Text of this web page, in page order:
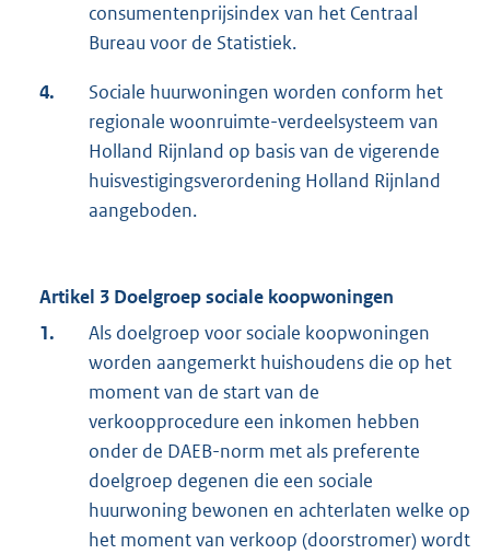
consumentenprijsindex van het Centraal
Bureau voor de Statistiek.
4.
Sociale huurwoningen worden conform het
regionale woonruimte-verdeelsysteem van
Holland Rijnland op basis van de vigerende
huisvestigingsverordening Holland Rijnland
aangeboden.
Artikel 3 Doelgroep sociale koopwoningen
1.
Als doelgroep voor sociale koopwoningen
worden aangemerkt huishoudens die op het
moment van de start van de
verkoopprocedure een inkomen hebben
onder de DAEB-norm met als preferente
doelgroep degenen die een sociale
huurwoning bewonen en achterlaten welke op
het moment van verkoop (doorstromer) wordt